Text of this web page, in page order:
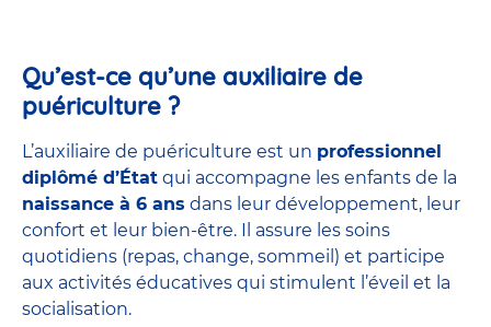
Qu’est-ce qu’une auxiliaire de
puériculture ?
L’auxiliaire de puériculture est un professionnel
diplômé d’État qui accompagne les enfants de la
naissance à 6 ans dans leur développement, leur
confort et leur bien-être. Il assure les soins
quotidiens (repas, change, sommeil) et participe
aux activités éducatives qui stimulent l’éveil et la
socialisation.